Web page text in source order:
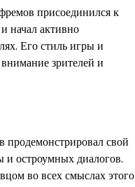
присоединился к
начал активно
Его стиль игры и
зрителей и
свой
остроумных диалогов.
во всех смыслах этого